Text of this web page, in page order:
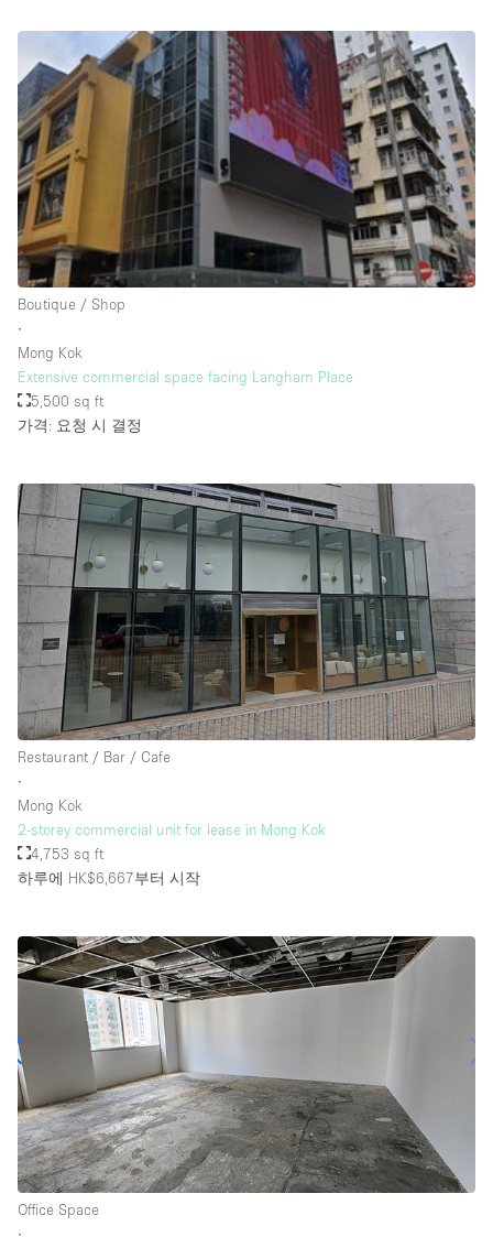
Liquor Licence
Living Space
Multiple Rooms
Office Equipment
Private Parking
Raw
Rooftop / Terrace
Security System
Smoking Area
Sound & Video Equipment
Soundproof
Street Level
Stunning View
Terrace
Toilets
Water Access
Whitebox / Minimal
Window Display
층 / 접근성:
지하층
위치한 거리
쇼핑몰
테라스
윗층
기타
Boutique / Shop
∙
Mong Kok
Extensive commercial space facing Langham Place
5,500 sq ft
가격: 요청 시 결정
Restaurant / Bar / Cafe
∙
Mong Kok
2-storey commercial unit for lease in Mong Kok
4,753 sq ft
하루에 HK$6,667부터 시작
Office Space
∙